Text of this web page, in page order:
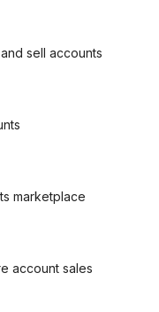
sell accounts
marketplace
account sales